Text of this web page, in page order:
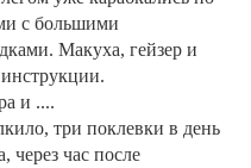
с большими
Макуха, гейзер и
и ....
три поклевки в день
через час после